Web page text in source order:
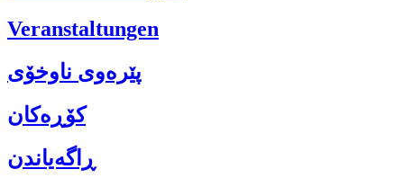
Veranstaltungen
پێرەوی ناوخۆی
کۆڕەکان
ڕاگەیاندن